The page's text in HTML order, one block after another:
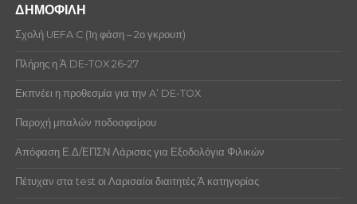
ΔΗΜΟΦΙΛΗ
Σχολή UEFA C (1η φάση – 2ο γκρουπ)
Πλήρης η Ά DE-TOX 26-27
Εκπνέει η προθεσμία για την A’ DE-TOX
Παροχή μπαλών ποδοσφαίρου
Απόφαση Ε.Δ/ΕΠΣΝ Λάρισας για Εξοδολόγια Φιλικών
Πέτυχαν στα test οι Λαρισαίοι διαιτητές Ά κατηγορίας